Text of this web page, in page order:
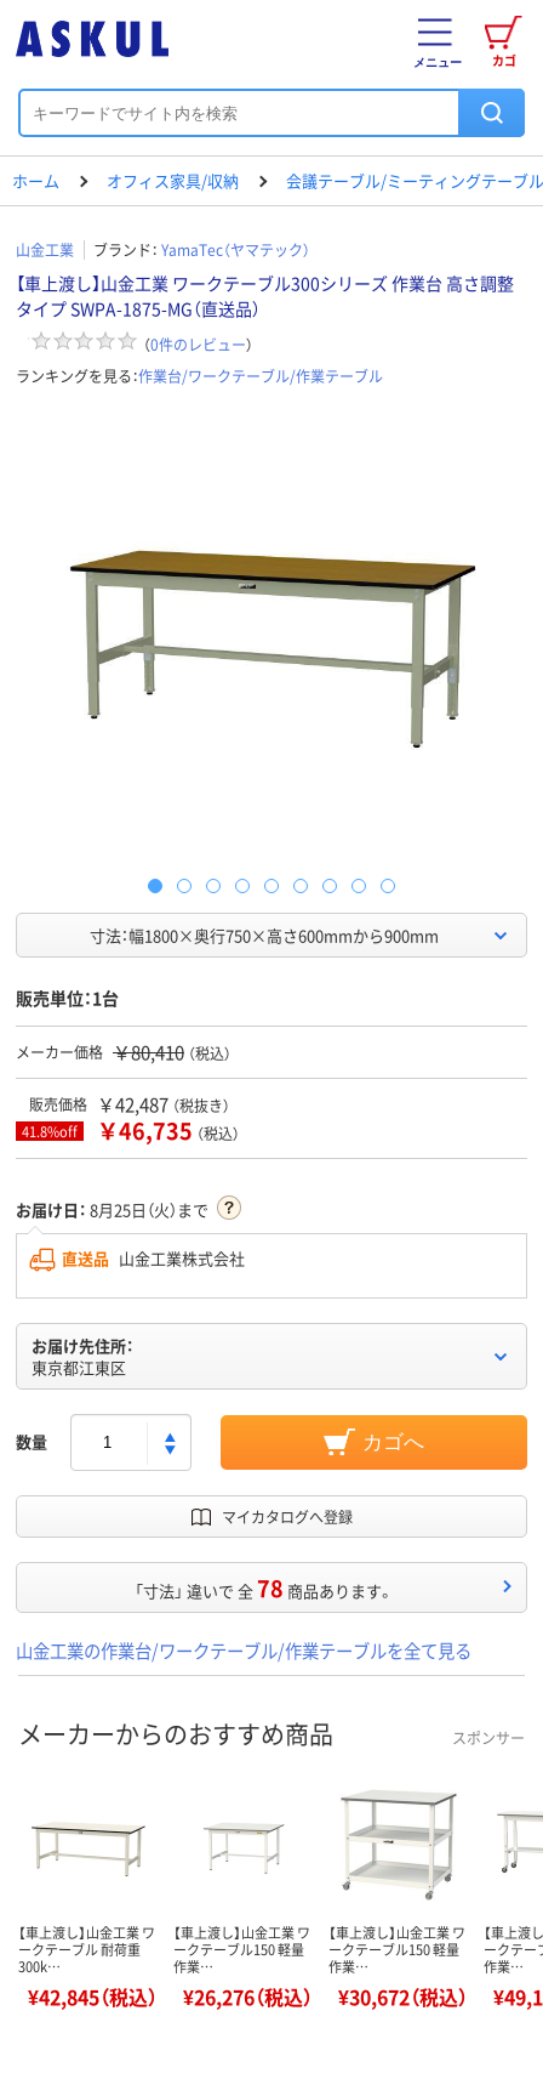
カゴ
メニュー
ホーム オフィス家具/収納 会議テーブル/ミーティングテーブル
山金工業 ブランド： YamaTec（ヤマテック）
【車上渡し】山金工業 ワークテーブル300シリーズ 作業台 高さ調整
タイプ SWPA-1875-MG（直送品）
（0件のレビュー）
ランキングを見る：作業台/ワークテーブル/作業テーブル
寸法：幅1800×奥行750×高さ600mmから900mm
販売単位：1台
メーカー価格 ￥80,410 （税込）
販売価格 ￥42,487 （税抜き）
41.8%off ￥46,735 （税込）
お届け日： 8月25日（火）まで
直送品 山金工業株式会社
お届け先住所：
東京都江東区
数量 カゴへ
マイカタログへ登録
「寸法」 違いで 全78 商品あります。
山金工業の作業台/ワークテーブル/作業テーブルを全て見る
メーカーからのおすすめ商品 スポンサー
【車上渡し】山金工業 ワ
ークテーブル 耐荷重
300k…
¥42,845（税込）
【車上渡し】山金工業 ワ
ークテーブル150 軽量
作業…
¥26,276（税込）
【車上渡し】山金工業 ワ
ークテーブル150 軽量
作業…
¥30,672（税込）
【車上渡
ークテー
作業…